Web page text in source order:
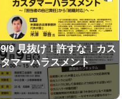
9/9 見抜け！許すな！カス
タマーハラスメント